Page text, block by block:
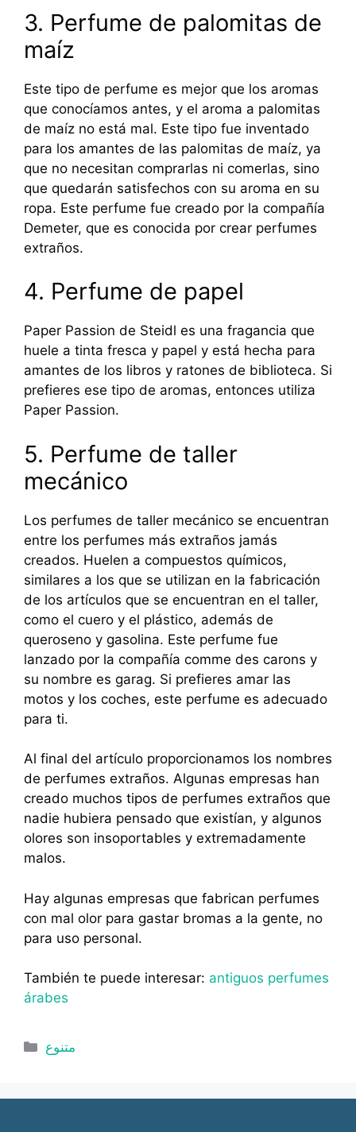
3. Perfume de palomitas de
maíz
Este tipo de perfume es mejor que los aromas
que conocíamos antes, y el aroma a palomitas
de maíz no está mal. Este tipo fue inventado
para los amantes de las palomitas de maíz, ya
que no necesitan comprarlas ni comerlas, sino
que quedarán satisfechos con su aroma en su
ropa. Este perfume fue creado por la compañía
Demeter, que es conocida por crear perfumes
extraños.
4. Perfume de papel
Paper Passion de Steidl es una fragancia que
huele a tinta fresca y papel y está hecha para
amantes de los libros y ratones de biblioteca. Si
prefieres ese tipo de aromas, entonces utiliza
Paper Passion.
5. Perfume de taller
mecánico
Los perfumes de taller mecánico se encuentran
entre los perfumes más extraños jamás
creados. Huelen a compuestos químicos,
similares a los que se utilizan en la fabricación
de los artículos que se encuentran en el taller,
como el cuero y el plástico, además de
queroseno y gasolina. Este perfume fue
lanzado por la compañía comme des carons y
su nombre es garag. Si prefieres amar las
motos y los coches, este perfume es adecuado
para ti.
Al final del artículo proporcionamos los nombres
de perfumes extraños. Algunas empresas han
creado muchos tipos de perfumes extraños que
nadie hubiera pensado que existían, y algunos
olores son insoportables y extremadamente
malos.
Hay algunas empresas que fabrican perfumes
con mal olor para gastar bromas a la gente, no
para uso personal.
También te puede interesar: antiguos perfumes
árabes
Categorías
متنوع